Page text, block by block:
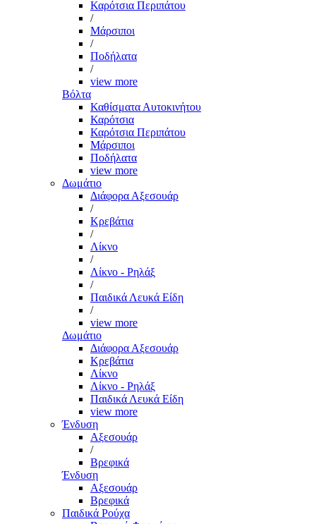
Καρότσια Περιπάτου
/
Μάρσιποι
/
Ποδήλατα
/
view more
Βόλτα
Καθίσματα Αυτοκινήτου
Καρότσια
Καρότσια Περιπάτου
Μάρσιποι
Ποδήλατα
view more
Δωμάτιο
Διάφορα Αξεσουάρ
/
Κρεβάτια
/
Λίκνο
/
Λίκνο - Ρηλάξ
/
Παιδικά Λευκά Είδη
/
view more
Δωμάτιο
Διάφορα Αξεσουάρ
Κρεβάτια
Λίκνο
Λίκνο - Ρηλάξ
Παιδικά Λευκά Είδη
view more
Ένδυση
Αξεσουάρ
/
Βρεφικά
Ένδυση
Αξεσουάρ
Βρεφικά
Παιδικά Ρούχα